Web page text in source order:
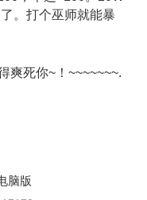
。打个巫师就能暴
爽死你~！~~~~~~~.
脑版